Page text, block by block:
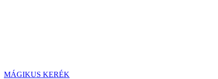
MÁGIKUS KERÉK